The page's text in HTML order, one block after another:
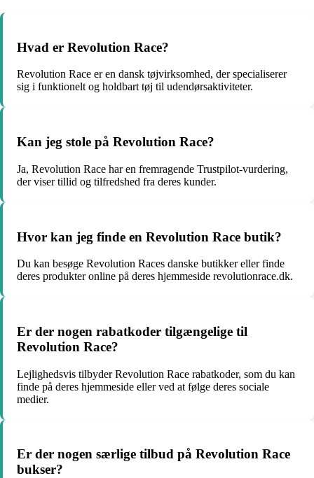
Hvad er Revolution Race?
Revolution Race er en dansk tøjvirksomhed, der specialiserer
sig i funktionelt og holdbart tøj til udendørsaktiviteter.
Kan jeg stole på Revolution Race?
Ja, Revolution Race har en fremragende Trustpilot-vurdering,
der viser tillid og tilfredshed fra deres kunder.
Hvor kan jeg finde en Revolution Race butik?
Du kan besøge Revolution Races danske butikker eller finde
deres produkter online på deres hjemmeside revolutionrace.dk.
Er der nogen rabatkoder tilgængelige til
Revolution Race?
Lejlighedsvis tilbyder Revolution Race rabatkoder, som du kan
finde på deres hjemmeside eller ved at følge deres sociale
medier.
Er der nogen særlige tilbud på Revolution Race
bukser?